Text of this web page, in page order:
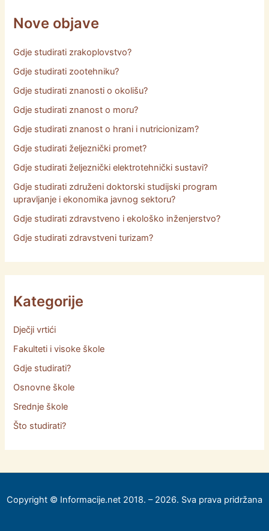
Nove objave
Gdje studirati zrakoplovstvo?
Gdje studirati zootehniku?
Gdje studirati znanosti o okolišu?
Gdje studirati znanost o moru?
Gdje studirati znanost o hrani i nutricionizam?
Gdje studirati željeznički promet?
Gdje studirati željeznički elektrotehnički sustavi?
Gdje studirati združeni doktorski studijski program
upravljanje i ekonomika javnog sektoru?
Gdje studirati zdravstveno i ekološko inženjerstvo?
Gdje studirati zdravstveni turizam?
Kategorije
Dječji vrtići
Fakulteti i visoke škole
Gdje studirati?
Osnovne škole
Srednje škole
Što studirati?
Copyright © Informacije.net 2018. – 2026. Sva prava pridržana